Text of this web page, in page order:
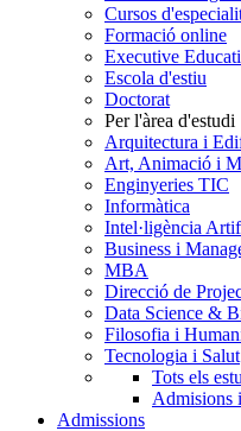
Cursos
Formació online
Executive
Escola d'estiu
Doctorat
Per l'àrea d'estudi
Arquitectura i
Art, Animació i
Enginyeries TIC
Informàtica
Intel·ligència
Business i
MBA
Direcció de
Data Science &
Filosofia i
Tecnologia i Salut
Tots els
Admisions
Admissions